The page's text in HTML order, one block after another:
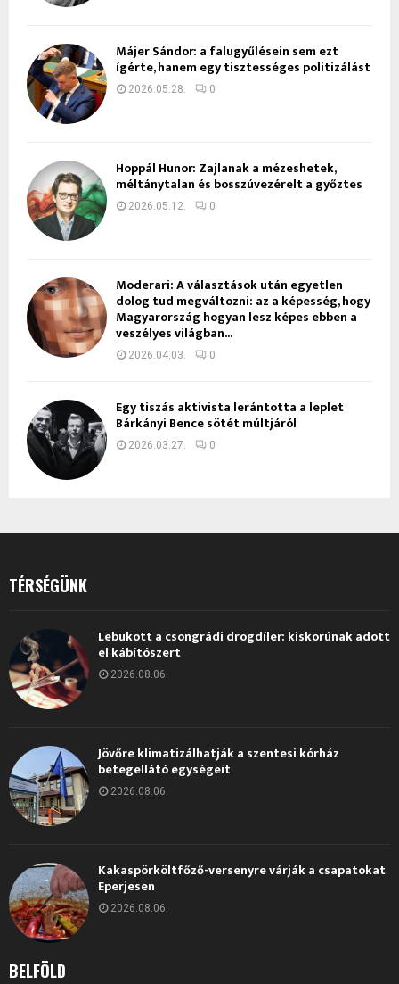
Májer Sándor: a falugyűlésein sem ezt
ígérte, hanem egy tisztességes politizálást
2026.05.28. 0
Hoppál Hunor: Zajlanak a mézeshetek,
méltánytalan és bosszúvezérelt a győztes
2026.05.12. 0
Moderari: A választások után egyetlen
dolog tud megváltozni: az a képesség, hogy
Magyarország hogyan lesz képes ebben a
veszélyes világban...
2026.04.03. 0
Egy tiszás aktivista lerántotta a leplet
Bárkányi Bence sötét múltjáról
2026.03.27. 0
TÉRSÉGÜNK
Lebukott a csongrádi drogdíler: kiskorúnak adott
el kábítószert
2026.08.06.
Jövőre klimatizálhatják a szentesi kórház
betegellátó egységeit
2026.08.06.
Kakaspörköltfőző-versenyre várják a csapatokat
Eperjesen
2026.08.06.
BELFÖLD